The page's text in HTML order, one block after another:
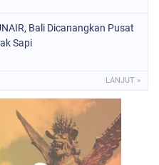
Bali Dicanangkan Pusat
Sapi
LANJUT »